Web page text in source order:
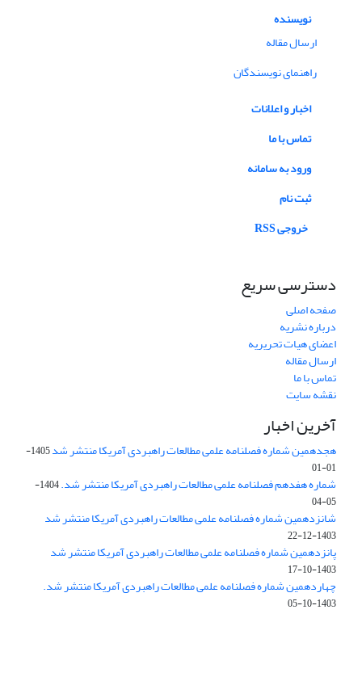
نویسنده
ارسال مقاله
راهنمای نویسندگان
اخبار و اعلانات
تماس با ما
ورود به سامانه
ثبت نام
خروجی RSS
دسترسی سریع
صفحه اصلی
درباره نشریه
اعضای هیات تحریریه
ارسال مقاله
تماس با ما
نقشه سایت
آخرین اخبار
هجدهمین شماره فصلنامه علمی مطالعات راهبردی آمریکا منتشر شد
1405-
01-01
شماره هفدهم فصلنامه علمی مطالعات راهبردی آمریکا منتشر شد.
1404-
05-04
شانزدهمین شماره فصلنامه علمی مطالعات راهبردی آمریکا منتشر شد
1403-12-22
پانزدهمین شماره فصلنامه علمی مطالعات راهبردی آمریکا منتشر شد
1403-10-17
چهاردهمین شماره فصلنامه علمی مطالعات راهبردی آمریکا منتشر شد.
1403-10-05